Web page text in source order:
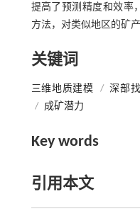
提高了预测精度和效率
方法，对类似地区的矿
关键词
三维地质建模 / 深部
/
成矿潜力
Key words
引用本文